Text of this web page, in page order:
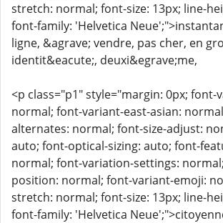
stretch: normal; font-size: 13px; line-
font-family: 'Helvetica
ligne, &agrave; vendre, pas cher, en
identit&eacute;, deuxi&egrave;me,
<p class="p1" style="margin: 0px;
normal; font-variant-east-asian:
alternates: normal; font-size-adjust:
auto; font-optical-sizing: auto; font-
normal; font-variation-settings:
position: normal; font-variant-emoji:
stretch: normal; font-size: 13px; line-
font-family: 'Helvetica